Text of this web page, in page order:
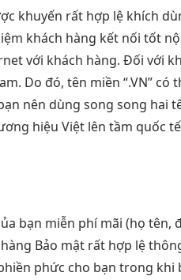
khuyến rất hợp lệ khích
khách hàng kết nối tốt
với khách hàng. Đối với
Do đó, tên miền “.VN” có
nên dùng song song hai
hiệu Việt lên tầm quốc
bạn miễn phí mãi (họ tên,
Bảo mật rất hợp lệ
phức cho bạn trong khi